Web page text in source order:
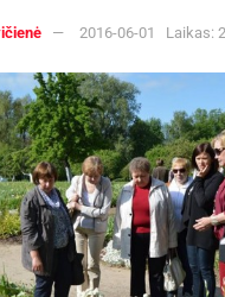
2016-06-01 Laikas: